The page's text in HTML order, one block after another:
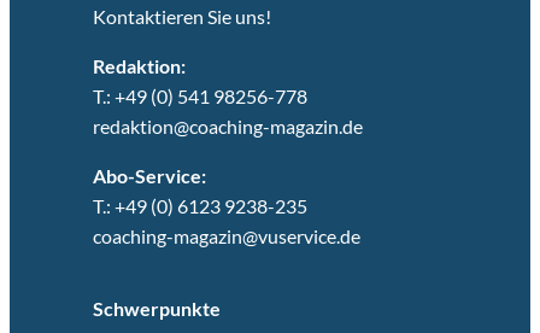
Kontaktieren Sie uns!
Redaktion:
T.: +49 (0) 541 98256-778
redaktion@coaching-magazin.de
Abo-Service:
T.: +49 (0) 6123 9238-235
coaching-magazin@vuservice.de
Schwerpunkte